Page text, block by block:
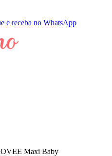
e receba no WhatsApp
Maxi Baby